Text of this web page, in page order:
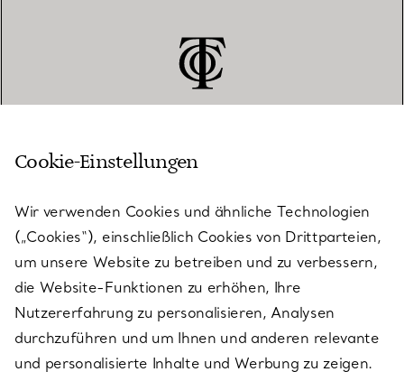
KUNDENSERVICE
SERVICES
ÜBER TIFFANY & CO.
Cookie-Einstellungen
Wir verwenden Cookies und ähnliche Technologien
(„Cookies“), einschließlich Cookies von Drittparteien,
um unsere Website zu betreiben und zu verbessern,
die Website-Funktionen zu erhöhen, Ihre
Nutzererfahrung zu personalisieren, Analysen
durchzuführen und um Ihnen und anderen relevante
und personalisierte Inhalte und Werbung zu zeigen.